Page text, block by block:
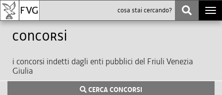
Concorsi
i concorsi indetti dagli enti pubblici del Friuli Venezia
Giulia
CERCA CONCORSI